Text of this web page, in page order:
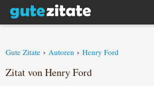
Gute Zitate › Autoren › Henry Ford
Zitat von Henry Ford